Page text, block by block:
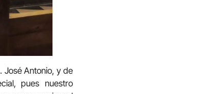
José Antonio, y de
pues nuestro